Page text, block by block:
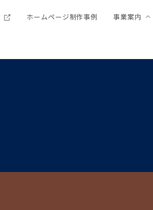
ホームページ制作事例 事業案内